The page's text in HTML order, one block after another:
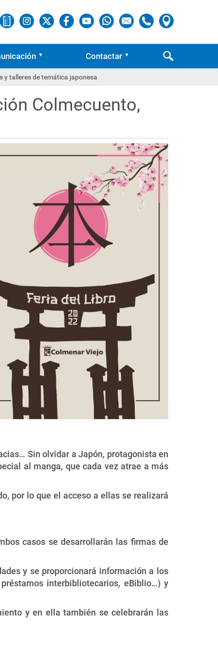
Contactar
y talleres de temática japonesa
Colmecuento,
Sin olvidar a Japón, protagonista en
al manga, que cada vez atrae a más
por lo que el acceso a ellas se realizará
casos se desarrollarán las firmas de
y se proporcionará información a los
interbibliotecarios, eBiblio…) y
y en ella también se celebrarán las